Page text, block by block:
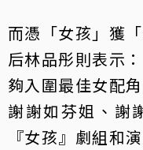
而憑「女孩」獲
后林品彤則表示
夠入圍最佳女配
謝謝如芬姐、謝
『女孩』劇組和